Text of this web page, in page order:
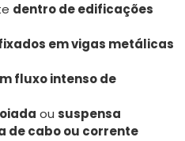
dentro de edificações
em vigas metálicas
fluxo intenso de
ou suspensa
de cabo ou corrente